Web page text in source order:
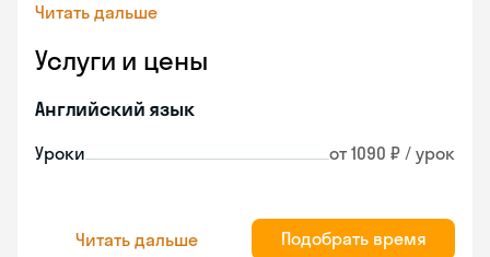
Читать дальше
Услуги и цены
Английский язык
Уроки от 1090 ₽ / урок
Читать дальше Подобрать время